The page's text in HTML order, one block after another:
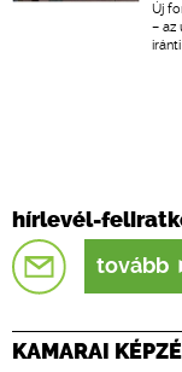
Új
– az
hírlevél-
tovább
KAMARAI